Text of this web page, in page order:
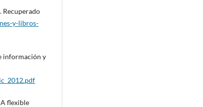
Recuperado
y-libros-
información y
A flexible